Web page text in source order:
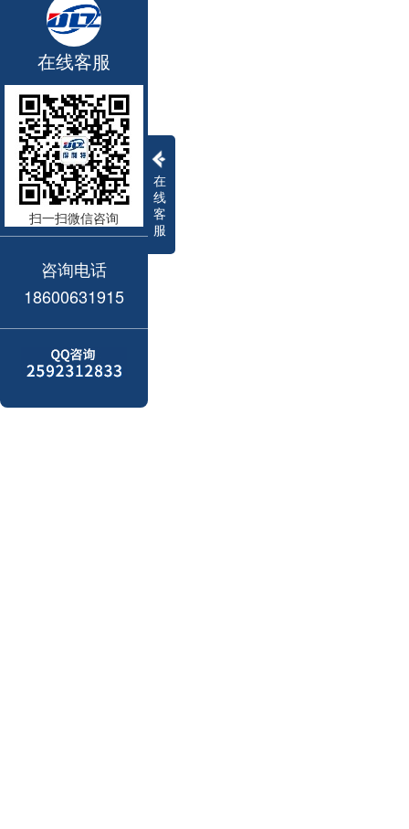
在
线
客
服
在线客服
扫一扫微信咨询
咨询电话
18600631915